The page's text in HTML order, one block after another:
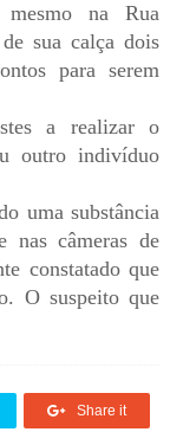
mesmo na Rua
sua calça dois
para serem
a realizar o
outro indivíduo
uma substância
nas câmeras de
constatado que
O suspeito que
Share it